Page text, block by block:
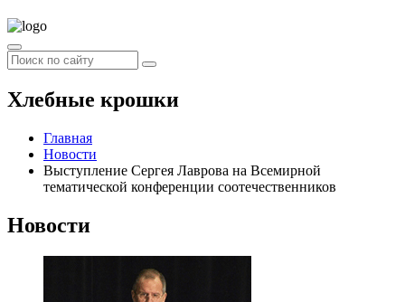
Хлебные крошки
Главная
Новости
Выступление Сергея Лаврова на Всемирной
тематической конференции соотечественников
Новости